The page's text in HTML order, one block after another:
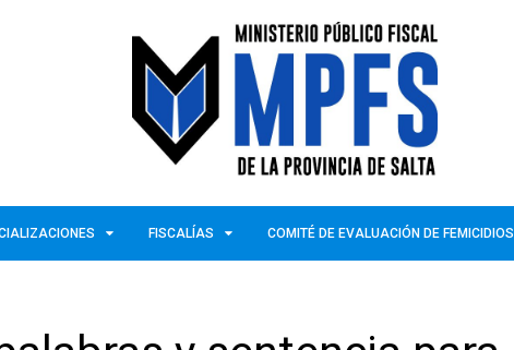
FISCALÍAS COMITÉ DE EVALUACIÓN DE FEMICIDIOS